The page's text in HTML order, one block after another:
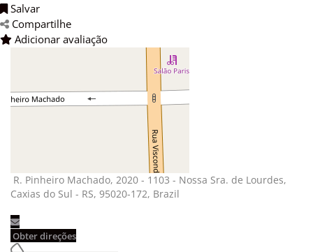
Salvar
Compartilhe
Adicionar avaliação
R. Pinheiro Machado, 2020 - 1103 - Nossa Sra. de Lourdes,
Caxias do Sul - RS, 95020-172, Brazil
Obter direções